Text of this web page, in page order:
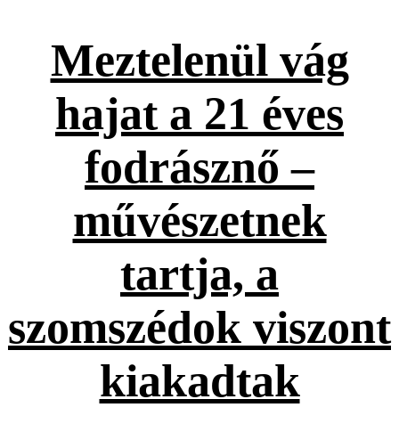
Meztelenül vág
hajat a 21 éves
fodrásznő –
művészetnek
tartja, a
szomszédok viszont
kiakadtak